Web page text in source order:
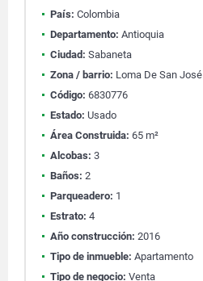
País: Colombia
Departamento: Antioquia
Ciudad: Sabaneta
Zona / barrio: Loma De San José
Código: 6830776
Estado: Usado
Área Construida: 65 m²
Alcobas: 3
Baños: 2
Parqueadero: 1
Estrato: 4
Año construcción: 2016
Tipo de inmueble: Apartamento
Tipo de negocio: Venta